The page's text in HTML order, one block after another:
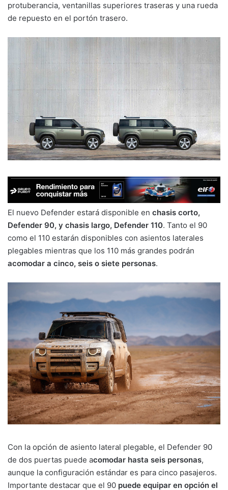
protuberancia, ventanillas superiores traseras y una rueda
de repuesto en el portón trasero.
El nuevo Defender estará disponible en chasis corto,
Defender 90, y chasis largo, Defender 110. Tanto el 90
como el 110 estarán disponibles con asientos laterales
plegables mientras que los 110 más grandes podrán
acomodar a cinco, seis o siete personas.
Con la opción de asiento lateral plegable, el Defender 90
de dos puertas puede acomodar hasta seis personas,
aunque la configuración estándar es para cinco pasajeros.
Importante destacar que el 90 puede equipar en opción el